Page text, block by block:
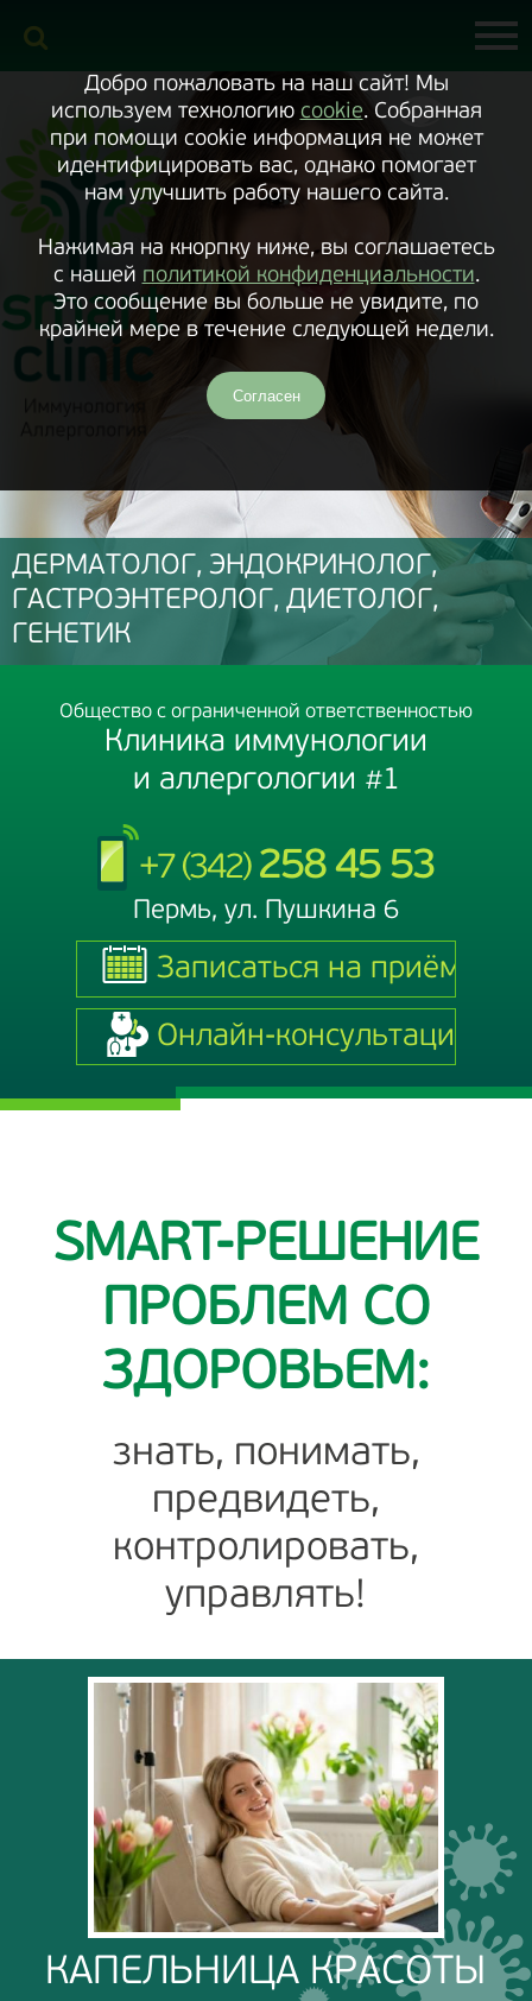
версию
сайта
Добро пожаловать на наш сайт! Мы
используем технологию cookie. Собранная
при помощи cookie информация не может
идентифицировать вас, однако помогает
нам улучшить работу нашего сайта.
Нажимая на кнорпку ниже, вы соглашаетесь
с нашей политикой конфиденциальности.
Это сообщение вы больше не увидите, по
крайней мере в течение следующей недели.
Согласен
ДЕРМАТОЛОГ, ЭНДОКРИНОЛОГ,
ГАСТРОЭНТЕРОЛОГ, ДИЕТОЛОГ,
ГЕНЕТИК
Общество с ограниченной ответственностью
Клиника иммунологии
и аллергологии #1
+7 (342) 258 45 53
Пермь, ул. Пушкина 6
Записаться на приём
Записаться на приём
Онлайн-консультация
Онлайн-консультация
SMART-РЕШЕНИЕ
ПРОБЛЕМ СО
ЗДОРОВЬЕМ:
знать, понимать,
предвидеть,
контролировать,
управлять!
КАПЕЛЬНИЦА КРАСОТЫ